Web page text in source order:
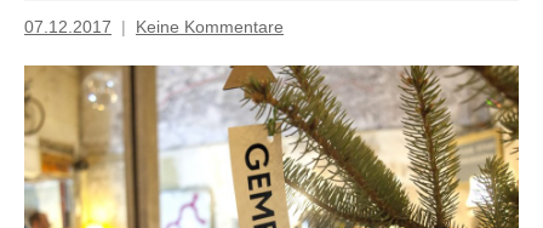
07.12.2017
Mosche
Keine Kommentare